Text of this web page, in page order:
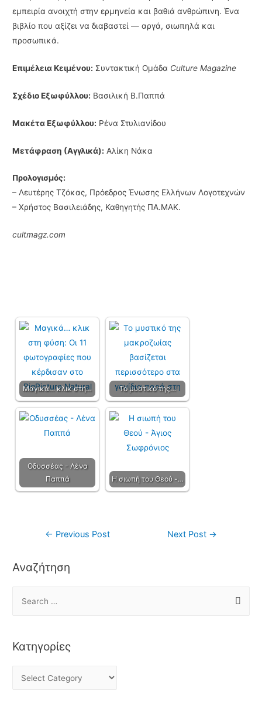
εμπειρία ανοιχτή στην ερμηνεία και βαθιά ανθρώπινη. Ένα
βιβλίο που αξίζει να διαβαστεί — αργά, σιωπηλά και
προσωπικά.
Επιμέλεια Κειμένου: Συντακτική Ομάδα Culture Magazine
Σχέδιο Εξωφύλλου: Βασιλική Β.Παππά
Μακέτα Εξωφύλλου: Ρένα Στυλιανίδου
Μετάφραση (Αγγλικά): Αλίκη Νάκα
Προλογισμός:
– Λευτέρης Τζόκας, Πρόεδρος Ένωσης Ελλήνων Λογοτεχνών
– Χρήστος Βασιλειάδης, Καθηγητής ΠΑ.ΜΑΚ.
cultmagz.com
Μαγικά… κλικ στη… Το μυστικό της…
Οδυσσέας - Λένα
Παππά
Η σιωπή του Θεού -…
← Previous Post Next Post →
Αναζήτηση
Κατηγορίες